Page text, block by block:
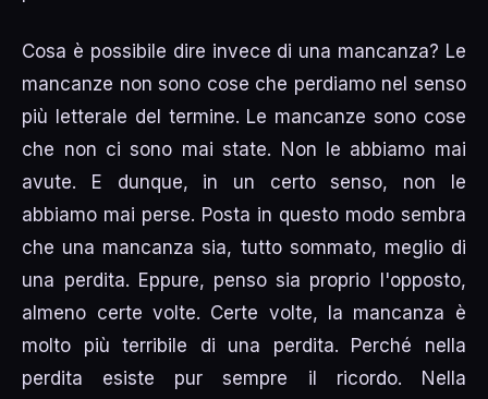
Cosa è possibile dire invece di una mancanza? Le
mancanze non sono cose che perdiamo nel senso
più letterale del termine. Le mancanze sono cose
che non ci sono mai state. Non le abbiamo mai
avute. E dunque, in un certo senso, non le
abbiamo mai perse. Posta in questo modo sembra
che una mancanza sia, tutto sommato, meglio di
una perdita. Eppure, penso sia proprio l'opposto,
almeno certe volte. Certe volte, la mancanza è
molto più terribile di una perdita. Perché nella
perdita esiste pur sempre il ricordo. Nella